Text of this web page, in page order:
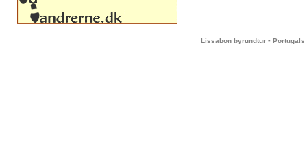
Lissabon byrundtur - Portugals